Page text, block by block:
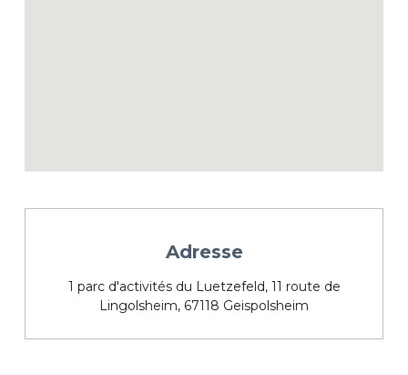
Adresse
1 parc d'activités du Luetzefeld, 11 route de
Lingolsheim, 67118 Geispolsheim